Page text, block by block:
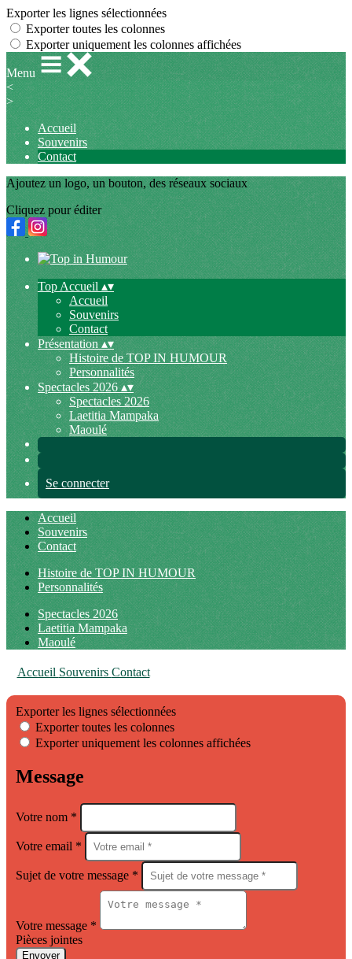
Exporter les lignes sélectionnées
Exporter toutes les colonnes
Exporter uniquement les colonnes affichées
Menu
<
>
Accueil
Souvenirs
Contact
Ajoutez un logo, un bouton, des réseaux sociaux
Cliquez pour éditer
Top Accueil ▴▾
Accueil
Souvenirs
Contact
Présentation▴▾
Histoire de TOP IN HUMOUR
Personnalités
Spectacles 2026▴▾
Spectacles 2026
Laetitia Mampaka
Maoulé
Se connecter
Accueil
Souvenirs
Contact
Histoire de TOP IN HUMOUR
Personnalités
Spectacles 2026
Laetitia Mampaka
Maoulé
Accueil Souvenirs Contact